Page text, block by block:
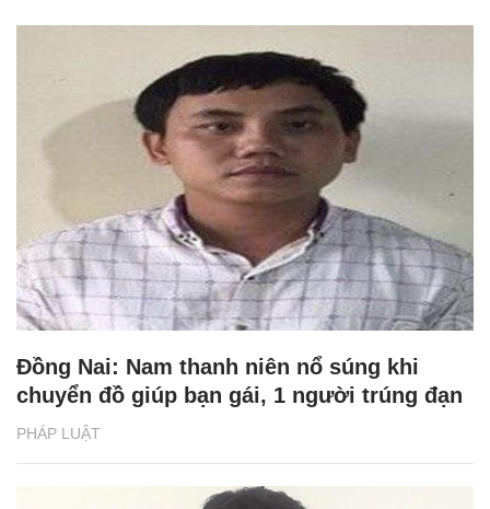
PHÁP LUẬT
Đồng Nai: Nam thanh niên nổ súng khi
chuyển đồ giúp bạn gái, 1 người trúng đạn